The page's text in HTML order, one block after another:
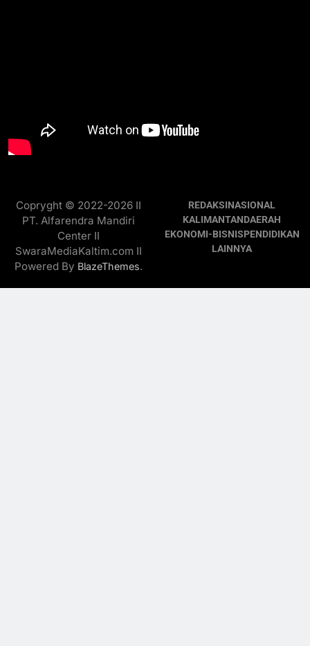
Copryght © 2022-2026 II
PT. Alfarendra Mandiri
Center II
SwaraMediaKaltim.com II
Powered By BlazeThemes.
REDAKSINASIONAL
KALIMANTANDAERAH
EKONOMI-BISNISPENDIDIKAN
LAINNYA